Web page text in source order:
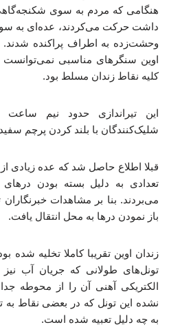
هنگامی که مردم به سوی
داشت حرکت می‌کردند، عده‌ای به سوی
وحشت‌زده به اطراف پراکنده شدند.
اوین سنگرهای مناسبی نمی‌توانست
کلیه نقاط زندان مسلط بود.
این تیراندازی حدود نیم
شلیک‌کنندگان با بلند کردن پرچم
قبلا اطلاع حاصل شد که عده زیادی از
تعدادی به دلیل بسته بودن
می‌بردند. بنا بر مشاهدات
باز نمودن درها به محل انتقال یافت.
زندان اوین تقریبا کاملا تخلیه شده
تونل‌های طولانی که جریان آب
الکتریکی آهنی آن را از محوطه
نشده این تونل که در بعضی نقاط
به چه دلیل تعبیه شده است.